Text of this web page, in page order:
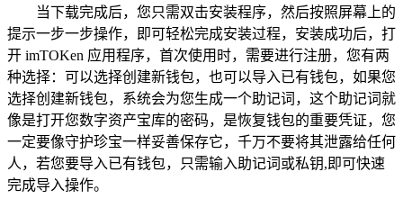
当下载完成后，您只需双击安装程序，然后按照屏幕上的
提示一步一步操作，即可轻松完成安装过程，安装成功后，打
开 imTOKen 应用程序，首次使用时，需要进行注册，您有两
种选择：可以选择创建新钱包，也可以导入已有钱包，如果您
选择创建新钱包，系统会为您生成一个助记词，这个助记词就
像是打开您数字资产宝库的密码，是恢复钱包的重要凭证，您
一定要像守护珍宝一样妥善保存它，千万不要将其泄露给任何
人，若您要导入已有钱包，只需输入助记词或私钥,即可快速
完成导入操作。